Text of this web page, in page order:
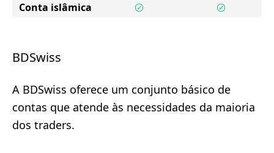
Conta islâmica
BDSwiss
A BDSwiss oferece um conjunto básico de
contas que atende às necessidades da maioria
dos traders.